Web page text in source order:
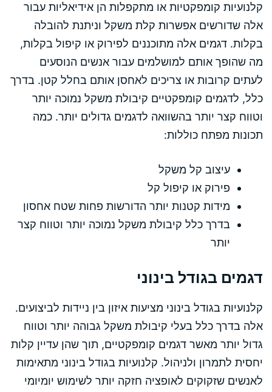
קלנועיות קומפקטיות או מתקפלות הן אידיאליות עבור
אלה שדורשים אפשרות קלת משקל וניתנת להובלה
בקלות. דגמים אלה מתוכננים לפירוק או קיפול בקלות,
מה שהופך אותם למושלמים עבור אנשים הנוסעים
לעתים קרובות או צריכים לאחסן אותם בחלל קטן. בדרך
כלל, לדגמים קומפקטיים קיבולת משקל נמוכה יותר
וטווח קצר יותר בהשוואה לדגמים גדולים יותר. כמה
תכונות מפתח כוללות:
עיצוב קל משקל
פירוק או קיפול קל
מידות קטנות יותר הדורשות פחות שטח אחסון
בדרך כלל קיבולת משקל נמוכה יותר וטווח קצר
יותר
דגמים בגודל בינוני
קלנועיות בגודל בינוני מציעות איזון בין ניידות לביצועים.
אלה בדרך כלל בעלי קיבולת משקל גבוהה יותר וטווח
גדול יותר מאשר דגמים קומפקטיים, תוך שהן עדיין קלות
יחסית לתמרון ולניהול. קלנועיות בגודל בינוני מתאימות
לאנשים שזקוקים לאופציה חזקה יותר לשימוש יומיומי